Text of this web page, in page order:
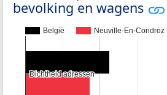
bevolking en wagens
België Neuville-En-Condroz
Dichtheid adressen
Dichtheid adressen